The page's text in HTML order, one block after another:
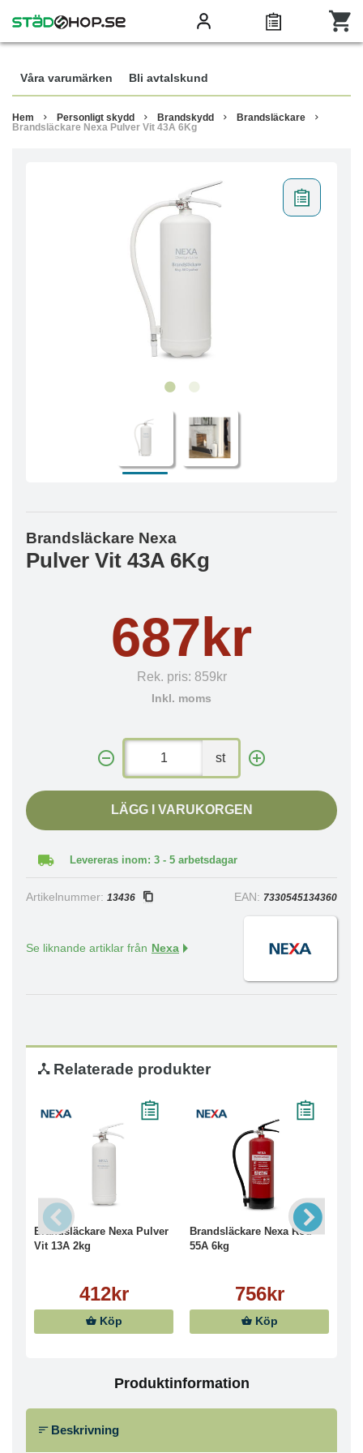
Våra varumärken Bli avtalskund
Hem Personligt skydd Brandskydd
Brandsläckare
Brandsläckare Nexa Pulver Vit 43A 6Kg
Brandsläckare Nexa
Pulver Vit 43A 6Kg
687kr
Rek. pris: 859kr
Inkl. moms
st
LÄGG I VARUKORGEN
Levereras inom: 3 - 5 arbetsdagar
Artikelnummer: 13436 EAN: 7330545134360
Se liknande artiklar från Nexa
Relaterade produkter
Brandsläckare Nexa Pulver
Vit 13A 2kg
412kr
Köp
Brandsläckare Nexa Röd
55A 6kg
756kr
Köp
Produktinformation
Beskrivning